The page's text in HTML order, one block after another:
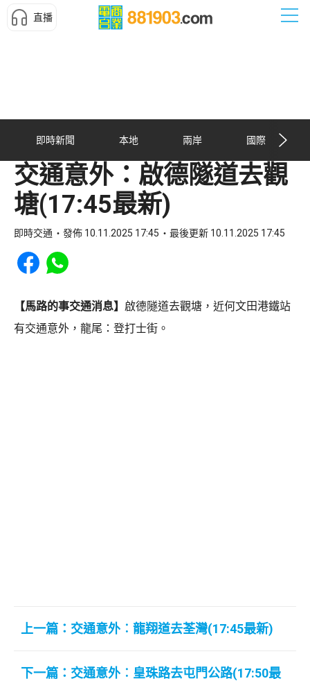
直播
即時新聞 本地 兩岸 國際
交通意外：啟德隧道去觀
塘(17:45最新)
即時交通 發佈 10.11.2025 17:45 最後更新 10.11.2025 17:45
Share to Facebook
Share to WhatsApp
【馬路的事交通消息】 啟德隧道去觀塘，近何文田港鐵站
有交通意外，龍尾：登打士街。
上一篇：交通意外︰龍翔道去荃灣(17:45最新)
下一篇：交通意外︰皇珠路去屯門公路(17:50最